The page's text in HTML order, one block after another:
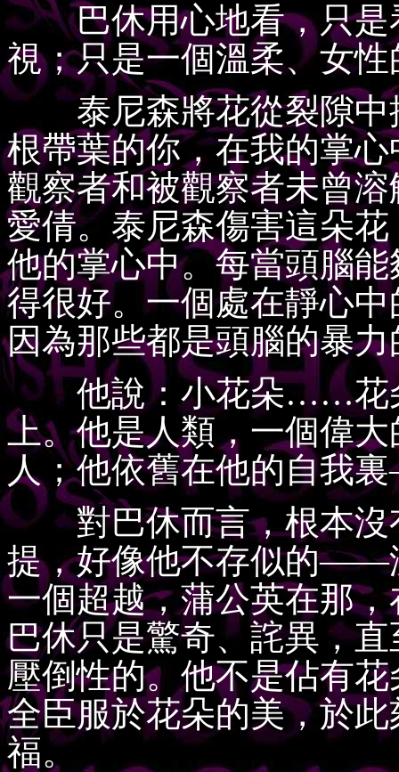
巴休用心地看，只是
視；只是一個溫柔、女
泰尼森將花從裂隙中
根帶葉的你，在我的掌
觀察者和被觀察者未曾
愛倩。泰尼森傷害這朵
他的掌心中。每當頭腦
得很好。一個處在靜心
因為那些都是頭腦的暴
他說：小花朵……花朵
上。他是人類，一個偉
人；他依舊在他的自
對巴休而言，根本沒
提，好像他不存似的——
一個超越，蒲公英在那
巴休只是驚奇、詫異，
壓倒性的。他不是佔有
全臣服於花朵的美，於
福。